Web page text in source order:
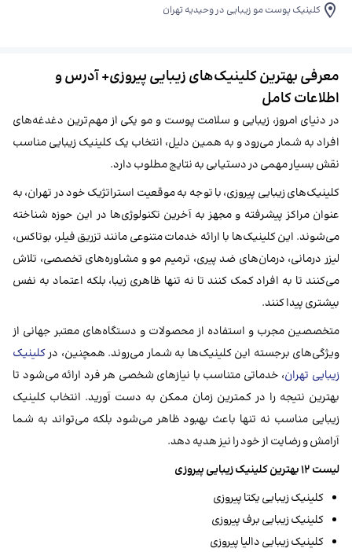
کلینیک پوست مو زیبایی در وحیدیه تهران
معرفی بهترین کلینیک‌های زیبایی پیروزی+ آدرس و
اطلاعات کامل
در دنیای امروز، زیبایی و سلامت پوست و مو یکی از مهم‌ترین دغدغه‌های
افراد به شمار می‌رود و به همین دلیل، انتخاب یک کلینیک زیبایی مناسب
نقش بسیار مهمی در دستیابی به نتایج مطلوب دارد.
کلینیک‌های زیبایی پیروزی، با توجه به موقعیت استراتژیک خود در تهران، به
عنوان مراکز پیشرفته و مجهز به آخرین تکنولوژی‌ها در این حوزه شناخته
می‌شوند. این کلینیک‌ها با ارائه خدمات متنوعی مانند تزریق فیلر، بوتاکس،
لیزر درمانی، درمان‌های ضد پیری، ترمیم مو و مشاوره‌های تخصصی، تلاش
می‌کنند تا به افراد کمک کنند تا نه تنها ظاهری زیبا، بلکه اعتماد به نفس
بیشتری پیدا کنند.
متخصصین مجرب و استفاده از محصولات و دستگاه‌های معتبر جهانی از
ویژگی‌های برجسته این کلینیک‌ها به شمار می‌روند. همچنین، درکلینیک
زیبایی تهران، خدماتی متناسب با نیازهای شخصی هر فرد ارائه می‌شود تا
بهترین نتیجه را در کمترین زمان ممکن به دست آورید. انتخاب کلینیک
زیبایی مناسب نه تنها باعث بهبود ظاهر می‌شود بلکه می‌تواند به شما
آرامش و رضایت از خود را نیز هدیه دهد.
لیست ۱۲ بهترین کلینیک زیبایی پیروزی
کلینیک زیبایی یکتا پیروزی
کلینیک زیبایی برف پیروزی
کلینیک زیبایی دالیا پیروزی